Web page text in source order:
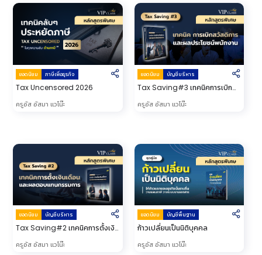
ยอดนิยม ภาษีเพื่อธุรกิจ
Tax Uncensored 2026
ครูอัส อัสมา แวโน๊ะ
ยอดนิยม บัญชีบริหาร
Tax Saving#3 เทคนิคการเบิก
ครูอัส อัสมา แวโน๊ะ
ยอดนิยม บัญชีบริหาร
Tax Saving#2 เทคนิคการตั้งเงิน
ครูอัส อัสมา แวโน๊ะ
ยอดนิยม บัญชีพื้นฐาน
ก้าวเปลี่ยนเป็นนิติบุคคล
ครูอัส อัสมา แวโน๊ะ